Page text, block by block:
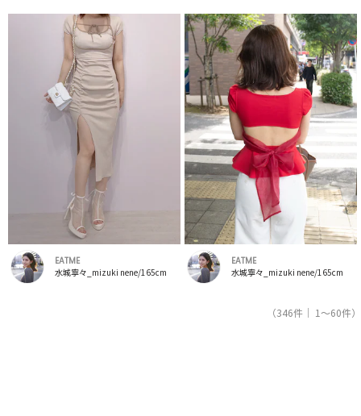
EATME
水城寧々_mizuki nene/165cm
EATME
水城寧々_mizuki nene/165cm
（346件｜ 1～60件）